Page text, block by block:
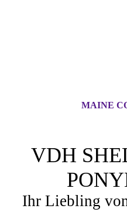
MAINE
VDH
Ihr Liebling